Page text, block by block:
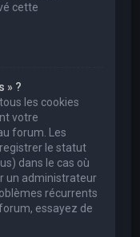
cette
» ?
les cookies
votre
forum. Les
le statut
dans le cas où
un administrateur
récurrents
essayez de